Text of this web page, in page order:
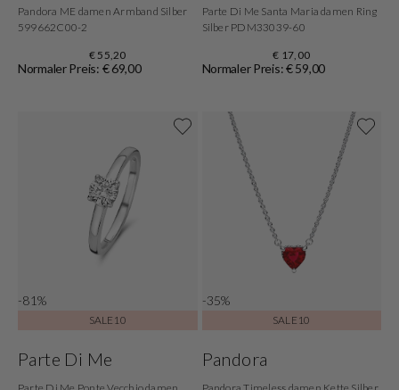
Pandora ME damen Armband Silber
599662C00-2
€ 55,20
Normaler Preis: € 69,00
Parte Di Me Santa Maria damen Ring
Silber PDM33039-60
€ 17,00
Normaler Preis: € 59,00
-81%
SALE10
Parte Di Me
-35%
SALE10
Pandora